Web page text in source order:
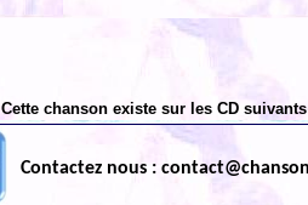
Cette chanson existe sur les CD
Contactez nous :